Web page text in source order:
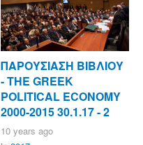
ΠΑΡΟΥΣΙΑΣΗ ΒΙΒΛΙΟΥ
- ΤΗΕ GREEK
POLITICAL ECONOMY
2000-2015 30.1.17 - 2
10 years ago